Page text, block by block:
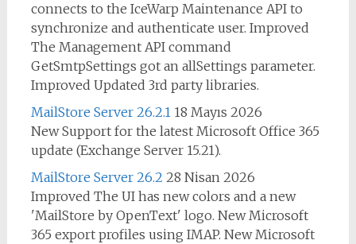
connects to the IceWarp Maintenance API to
synchronize and authenticate user. Improved
The Management API command
GetSmtpSettings got an allSettings parameter.
Improved Updated 3rd party libraries.
MailStore Server 26.2.1 18 Mayıs 2026
New Support for the latest Microsoft Office 365
update (Exchange Server 15.21).
MailStore Server 26.2 28 Nisan 2026
Improved The UI has new colors and a new
'MailStore by OpenText' logo. New Microsoft
365 export profiles using IMAP. New Microsoft